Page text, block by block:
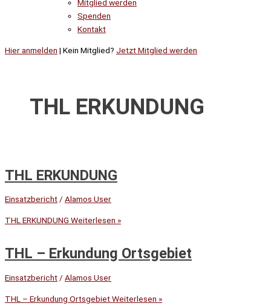
Mitglied werden
Spenden
Kontakt
Hier anmelden | Kein Mitglied? Jetzt Mitglied werden
THL ERKUNDUNG
THL ERKUNDUNG
Einsatzbericht/ Alamos User
THL ERKUNDUNG Weiterlesen »
THL – Erkundung Ortsgebiet
Einsatzbericht / Alamos User
THL – Erkundung OrtsgebietWeiterlesen »